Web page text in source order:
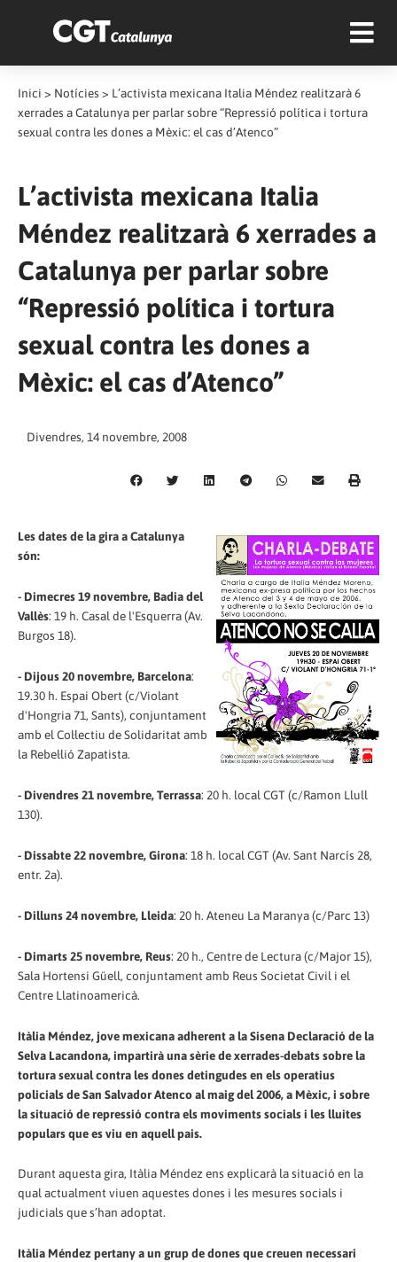
Inici > Notícies > L’activista mexicana Italia Méndez realitzarà 6
xerrades a Catalunya per parlar sobre “Repressió política i tortura
sexual contra les dones a Mèxic: el cas d’Atenco”
L’activista mexicana Italia
Méndez realitzarà 6 xerrades a
Catalunya per parlar sobre
“Repressió política i tortura
sexual contra les dones a
Mèxic: el cas d’Atenco”
Divendres, 14 novembre, 2008
Les dates de la gira a Catalunya
són:
- Dimecres 19 novembre, Badia del
Vallès: 19 h. Casal de l'Esquerra (Av.
Burgos 18).
- Dijous 20 novembre, Barcelona:
19.30 h. Espai Obert (c/Violant
d'Hongria 71, Sants), conjuntament
amb el Col·lectiu de Solidaritat amb
la Rebel·lió Zapatista.
- Divendres 21 novembre, Terrassa: 20 h. local CGT (c/Ramon Llull
130).
- Dissabte 22 novembre, Girona: 18 h. local CGT (Av. Sant Narcís 28,
entr. 2a).
- Dilluns 24 novembre, Lleida: 20 h. Ateneu La Maranya (c/Parc 13)
- Dimarts 25 novembre, Reus: 20 h., Centre de Lectura (c/Major 15),
Sala Hortensi Güell, conjuntament amb Reus Societat Civil i el
Centre Llatinoamericà.
Itàlia Méndez, jove mexicana adherent a la Sisena Declaració de la
Selva Lacandona, impartirà una sèrie de xerrades-debats sobre la
tortura sexual contra les dones detingudes en els operatius
policials de San Salvador Atenco al maig del 2006, a Mèxic, i sobre
la situació de repressió contra els moviments socials i les lluites
populars que es viu en aquell pais.
Durant aquesta gira, Itàlia Méndez ens explicarà la situació en la
qual actualment viuen aquestes dones i les mesures socials i
judicials que s’han adoptat.
Itàlia Méndez pertany a un grup de dones que creuen necessari